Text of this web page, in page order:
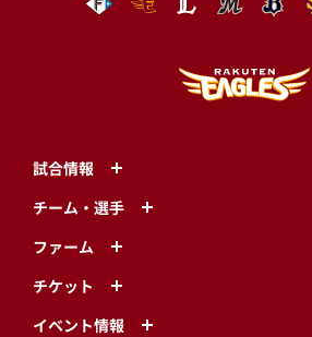
試合情報
チーム・選手
ファーム
チケット
イベント情報